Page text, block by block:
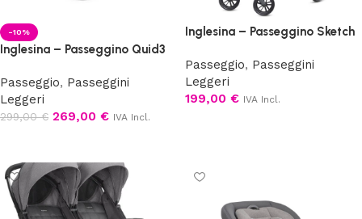
-10%
Inglesina – Passeggino Quid3
Passeggio, Passeggini
Leggeri
299,00€ 269,00 € IVA Incl.
Inglesina – Passeggino Sketch
Passeggio, Passeggini
Leggeri
199,00 € IVA Incl.